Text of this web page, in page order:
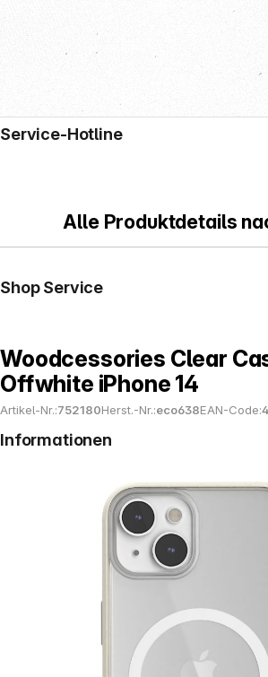
Alle Produktdetails
Woodcessories Clear
Offwhite iPhone 14
Artikel-Nr.:752180Herst.-Nr.:eco638EAN-Code:
Service-Hotline
Shop Service
Informationen